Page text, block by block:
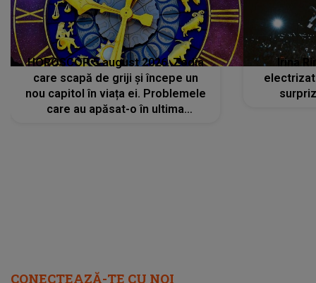
HOROSCOP 5 august 2026. Zodia
care scapă de griji și începe un
nou capitol în viața ei. Problemele
care au apăsat-o în ultima
Irina
CONECTEAZĂ-TE CU NOI